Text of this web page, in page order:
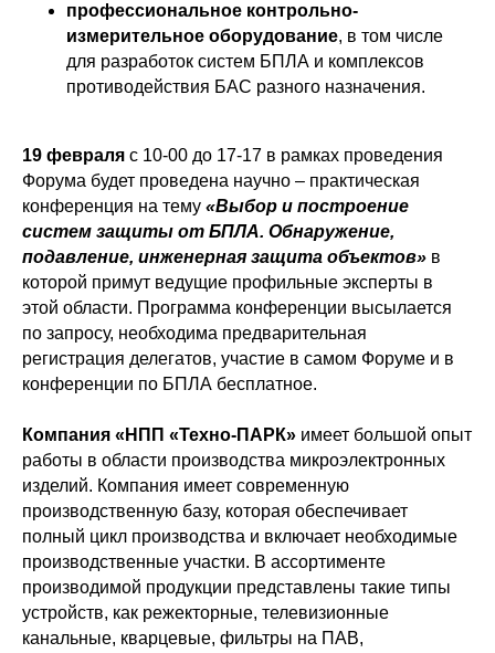
профессиональное контрольно-
измерительное оборудование, в том числе
для разработок систем БПЛА и комплексов
противодействия БАС разного назначения.
19 февраля с 10-00 до 17-17 в рамках проведения
Форума будет проведена научно – практическая
конференция на тему «Выбор и построение
систем защиты от БПЛА. Обнаружение,
подавление, инженерная защита объектов» в
которой примут ведущие профильные эксперты в
этой области. Программа конференции высылается
по запросу, необходима предварительная
регистрация делегатов, участие в самом Форуме и в
конференции по БПЛА бесплатное.
Компания «НПП «Техно-ПАРК» имеет большой опыт
работы в области производства микроэлектронных
изделий. Компания имеет современную
производственную базу, которая обеспечивает
полный цикл производства и включает необходимые
производственные участки. В ассортименте
производимой продукции представлены такие типы
устройств, как режекторные, телевизионные
канальные, кварцевые, фильтры на ПАВ,